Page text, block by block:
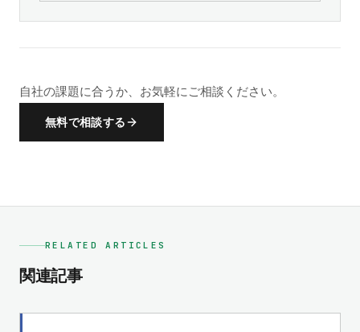
自社の課題に合うか、お気軽にご相談ください。
無料で相談する
RELATED ARTICLES
関連記事